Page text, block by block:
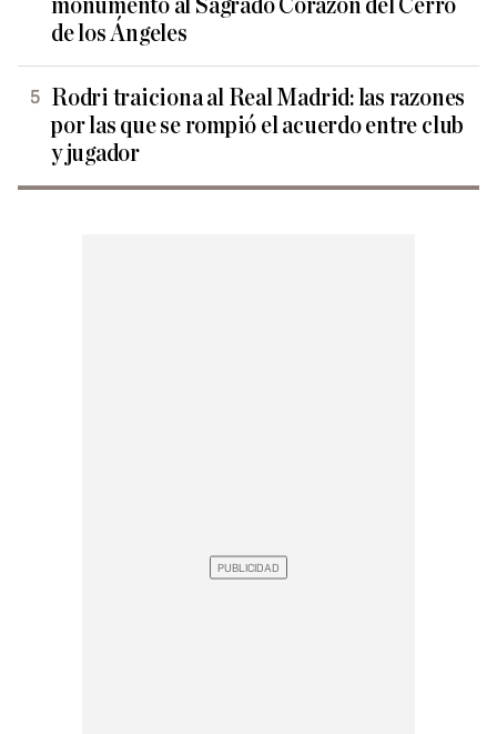
monumento al Sagrado Corazón del Cerro
de los Ángeles
Rodri traiciona al Real Madrid: las razones
por las que se rompió el acuerdo entre club
y jugador